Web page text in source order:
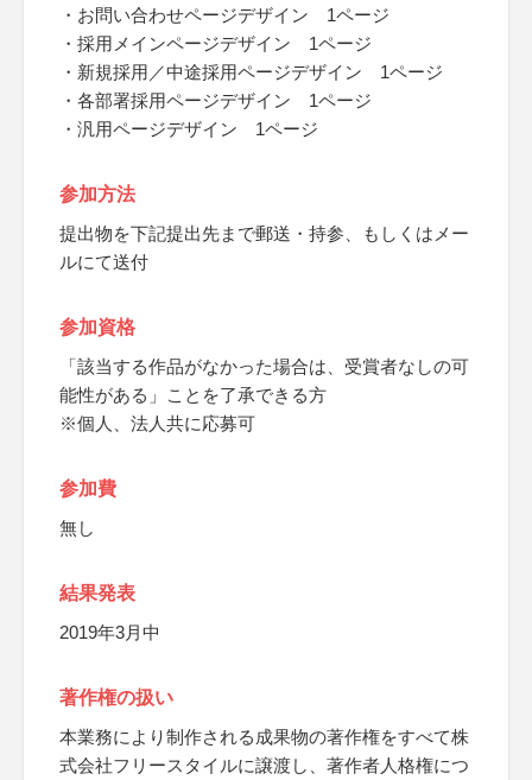
・お問い合わせページデザイン 1ページ
・採用メインページデザイン 1ページ
・新規採用／中途採用ページデザイン 1ページ
・各部署採用ページデザイン 1ページ
・汎用ページデザイン 1ページ
参加方法
提出物を下記提出先まで郵送・持参、もしくはメー
ルにて送付
参加資格
「該当する作品がなかった場合は、受賞者なしの可
能性がある」ことを了承できる方
※個人、法人共に応募可
参加費
無し
結果発表
2019年3月中
著作権の扱い
本業務により制作される成果物の著作権をすべて株
式会社フリースタイルに譲渡し、著作者人格権につ